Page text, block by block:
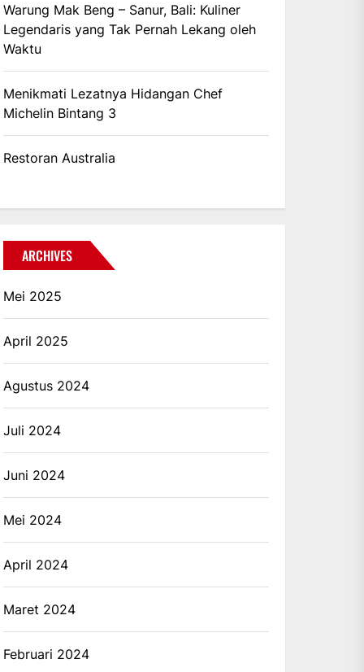
Warung Mak Beng – Sanur, Bali: Kuliner
Legendaris yang Tak Pernah Lekang oleh
Waktu
Menikmati Lezatnya Hidangan Chef
Michelin Bintang 3
Restoran Australia
ARCHIVES
Mei 2025
April 2025
Agustus 2024
Juli 2024
Juni 2024
Mei 2024
April 2024
Maret 2024
Februari 2024